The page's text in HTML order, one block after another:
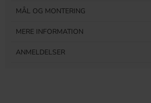
MÅL OG MONTERING
MERE INFORMATION
ANMELDELSER